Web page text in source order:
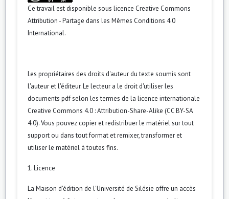
Ce travail est disponible sous licence Creative Commons
Attribution - Partage dans les Mêmes Conditions 4.0
International.
Les propriétaires des droits d'auteur du texte soumis sont
l'auteur et l'éditeur. Le lecteur a le droit d'utiliser les
documents pdf selon les termes de la licence internationale
Creative Commons 4.0 : Attribution-Share-Alike (CC BY-SA
4.0). Vous pouvez copier et redistribuer le matériel sur tout
support ou dans tout format et remixer, transformer et
utiliser le matériel à toutes fins.
1. Licence
La Maison d'édition de l'Université de Silésie offre un accès